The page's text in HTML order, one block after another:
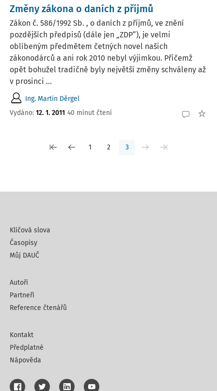
Změny zákona o daních z příjmů
Zákon č. 586/1992 Sb. , o daních z příjmů, ve znění
pozdějších předpisů (dále jen „ZDP“), je velmi
oblíbeným předmětem četných novel našich
zákonodárců a ani rok 2010 nebyl výjimkou. Přičemž
opět bohužel tradičně byly největší změny schváleny až
v prosinci ...
Ing. Martin Děrgel
Vydáno: 12. 1. 2011 40 minut čtení
1 2 3
Klíčová slova
Časopisy
Můj DAUČ
Autoři
Partneři
Reference čtenářů
Kontakt
Předplatné
Nápověda